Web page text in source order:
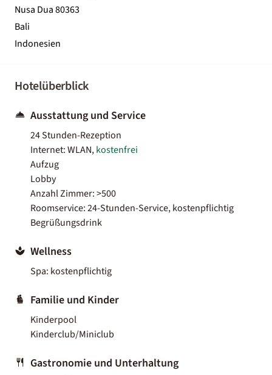
Nusa Dua 80363
Bali
Indonesien
Hotelüberblick
Ausstattung und Service
24 Stunden-Rezeption
Internet: WLAN,kostenfrei
Aufzug
Lobby
Anzahl Zimmer: >500
Roomservice: 24-Stunden-Service, kostenpflichtig
Begrüßungsdrink
Wellness
Spa: kostenpflichtig
Familie und Kinder
Kinderpool
Kinderclub/Miniclub
Gastronomie und Unterhaltung